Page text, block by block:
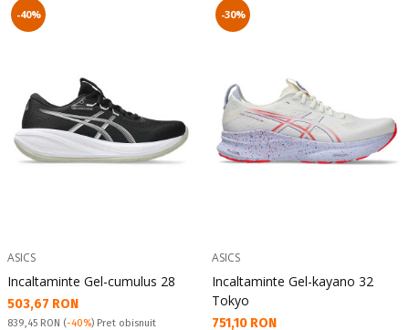
-40%
ASICS
Incaltaminte Gel-cumulus 28
Текуща цена:
503,67 RON
Pret obisnuit:
839,45 RON (-40%) Pret obisnuit
-30%
ASICS
Incaltaminte Gel-kayano 32
Tokyo
Текуща цена:
751,10 RON